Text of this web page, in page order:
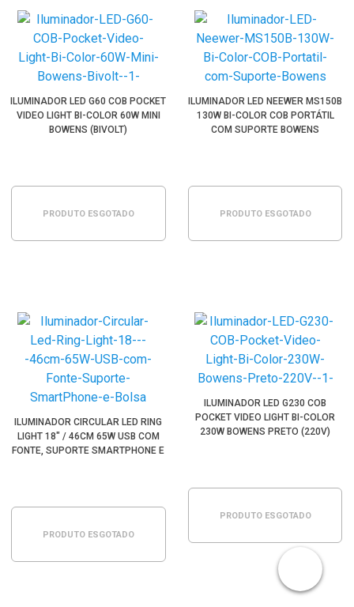
ILUMINADOR LED G60 COB POCKET
VIDEO LIGHT BI-COLOR 60W MINI
BOWENS (BIVOLT)
PRODUTO ESGOTADO
ILUMINADOR LED NEEWER MS150B
130W BI-COLOR COB PORTÁTIL
COM SUPORTE BOWENS
PRODUTO ESGOTADO
ILUMINADOR CIRCULAR LED RING
LIGHT 18" / 46CM 65W USB COM
FONTE, SUPORTE SMARTPHONE E
PRODUTO ESGOTADO
ILUMINADOR LED G230 COB
POCKET VIDEO LIGHT BI-COLOR
230W BOWENS PRETO (220V)
PRODUTO ESGOTADO